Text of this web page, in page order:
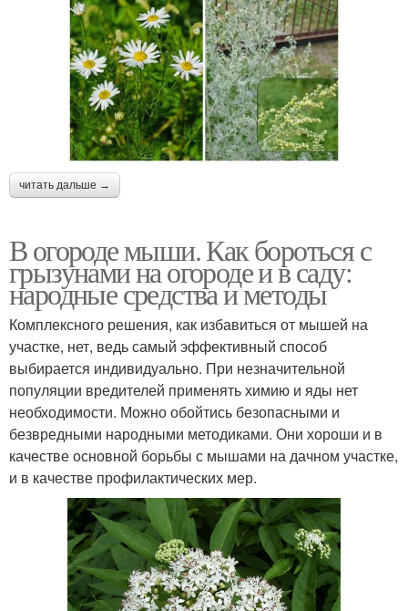
читать дальше →
В огороде мыши. Как бороться с
грызунами на огороде и в саду:
народные средства и методы
Комплексного решения, как избавиться от мышей на
участке, нет, ведь самый эффективный способ
выбирается индивидуально. При незначительной
популяции вредителей применять химию и яды нет
необходимости. Можно обойтись безопасными и
безвредными народными методиками. Они хороши и в
качестве основной борьбы с мышами на дачном участке,
и в качестве профилактических мер.